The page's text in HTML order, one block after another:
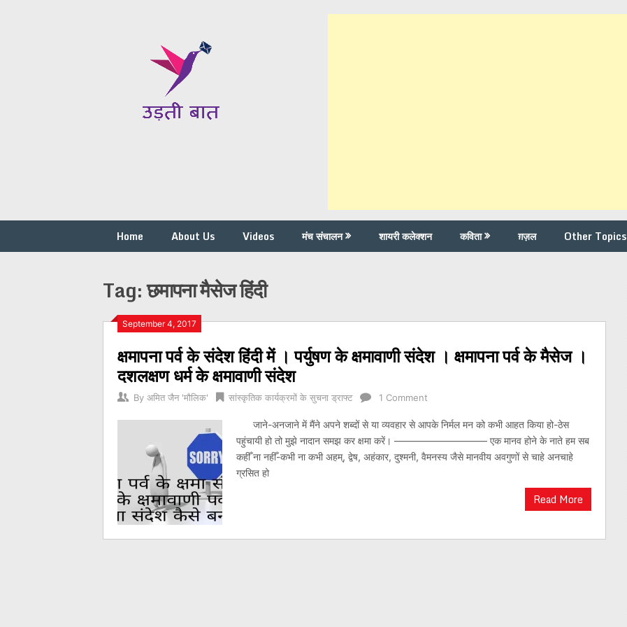
Home About Us Videos मंच संचालन शायरी कलेक्शन कविता ग़ज़ल Other Topics
Tag:छमापना मैसेज हिंदी
September 4, 2017
क्षमापना पर्व के संदेश हिंदी में । पर्युषण के क्षमावाणी संदेश । क्षमापना पर्व के मैसेज ।
दशलक्षण धर्म के क्षमावाणी संदेश
By अमित जैन 'मौलिक' सांस्कृतिक कार्यक्रमों के सुचना ड्राफ्ट 1 Comment
जाने-अनजाने में मैंने अपने शब्दों से या व्यवहार से आपके निर्मल मन को कभी आहत किया हो-ठेस
पहुंचायी हो तो मुझे नादान समझ कर क्षमा करें। —————————– एक मानव होने के नाते हम सब
कहीँ ना नहीँ-कभी ना कभी अहम्, द्वेष, अहंकार, दुश्मनी, वैमनस्य जैसे मानवीय अवगुणों से चाहे अनचाहे
ग्रसित हो
Read More
Posts
navigation